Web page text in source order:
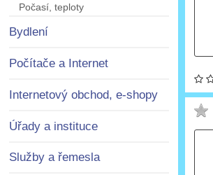
Počasí, teploty
Bydlení
Počítače a Internet
Internetový obchod, e-shopy
Úřady a instituce
Služby a řemesla